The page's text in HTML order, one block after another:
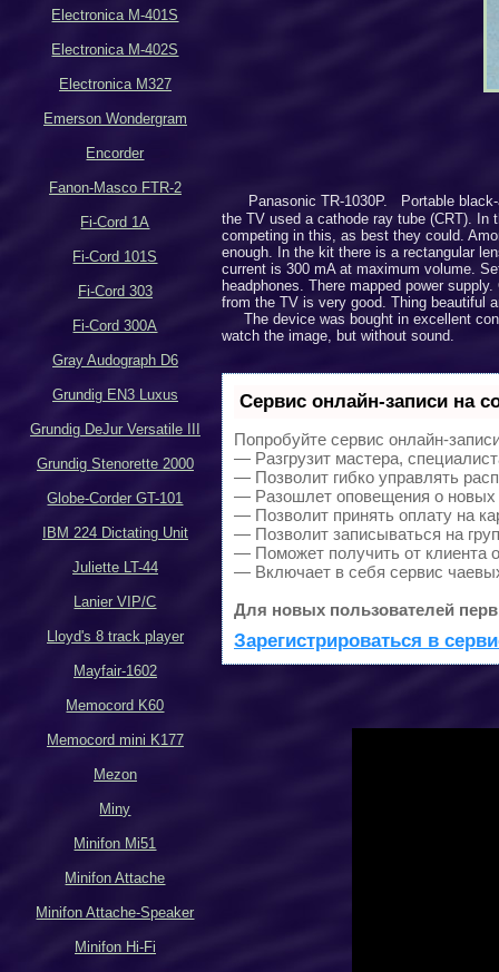
Electronica M-401S
Electronica M-402S
ElectronicaM327
Emerson Wondergram
Encorder
Fanon-Masco FTR-2
Fi-Cord 1A
Fi-Cord 101S
Fi-Cord 303
Fi-Cord 300A
Gray Audograph D6
Grundig EN3 Luxus
Grundig DeJur Versatile III
Grundig Stenorette 2000
Globe-Corder GT-101
IBM 224 Dictating Unit
Juliette LT-44
Lanier VIP/C
Lloyd's 8 track player
Mayfair-1602
Memocord K60
Memocord mini K177
Mezon
Miny
Minifon Mi51
Minifon Attache
Minifon Attache-Speaker
Minifon Hi-Fi
Panasonic TR-1030P. Portable black-
the TV used a cathode ray tube (CRT). In
competing in this, as best they could.
enough. In the kit there is a rectangular
current is 300 mA at maximum volume.
headphones. There mapped power
from the TV is very good. Thing beautiful
The device was bought in excellent
watch the image, but without sound.
Сервис онлайн-записи на
Попробуйте сервис онлайн-
— Разгрузит мастера,
— Позволит гибко управлять
— Разошлет оповещения о новых
— Позволит принять оплату на
— Позволит записываться на
— Поможет получить от клиента
— Включает в себя сервис
Для новых пользователей
Зарегистрироваться в